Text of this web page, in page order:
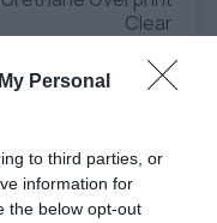
Personal
to third parties, or
information for
the below opt-out
Clear